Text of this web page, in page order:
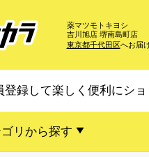
薬マツモトキヨシ
吉川旭店 堺南島町店
東京都千代田区へお届
登録して楽しく便利にシ
リから探す